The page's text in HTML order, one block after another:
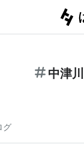
中津
グ